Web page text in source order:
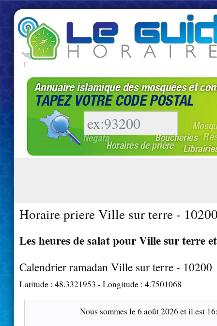
|
Horaire priere Ville sur terre -
Les heures de salat pour Ville sur terre
Calendrier ramadan Ville sur terre - 10200
Latitude : 48.3321953 - Longitude : 4.7501068
Nous sommes le6 août 2026 et il est